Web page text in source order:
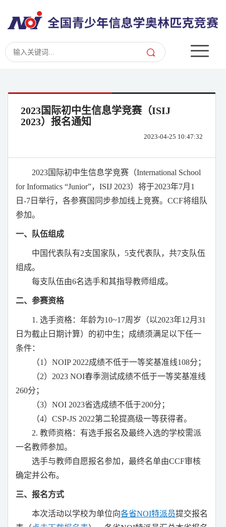
2023国际初中生信息学竞赛（ISIJ
2023）报名通知
2023-04-25 10:47:32
2023国际初中生信息学竞赛（International School
for Informatics “Junior”， ISIJ 2023）将于2023年7月 1
日 -7 日举行，各参赛国同步参加线上竞赛。 CCF将组队
参加。
一、队伍组成
中国代表队有2支国家队， 5支代表队，共7支队伍
组成。
每支队伍由6名选手和其指导教师组成。
二、参赛资格
1. 选手资格：年龄为10~17周岁（以2023年12月 31
日为截止日期计算）的初中生；成绩须满足以下任一
条件：
（1 ） NOIP 2022成绩不低于一等奖基准线108分；
（2） 2023 NOI春季测试成绩不低于一等奖基准线
260分；
（3） NOI 2023省选成绩不低于200分；
（4） CSP-JS 2022第二轮提高级一等获得者。
2. 教师资格：有选手报名及最终入选的学校需派
一名教师参加。
选手与教师自愿报名参加，最终名单由CCF审核
确定并公布。
三、报名方式
本次活动以学校为单位向各省NOI特派员提交报名